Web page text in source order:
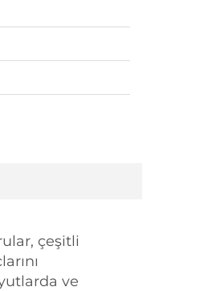
çeşitli
ve